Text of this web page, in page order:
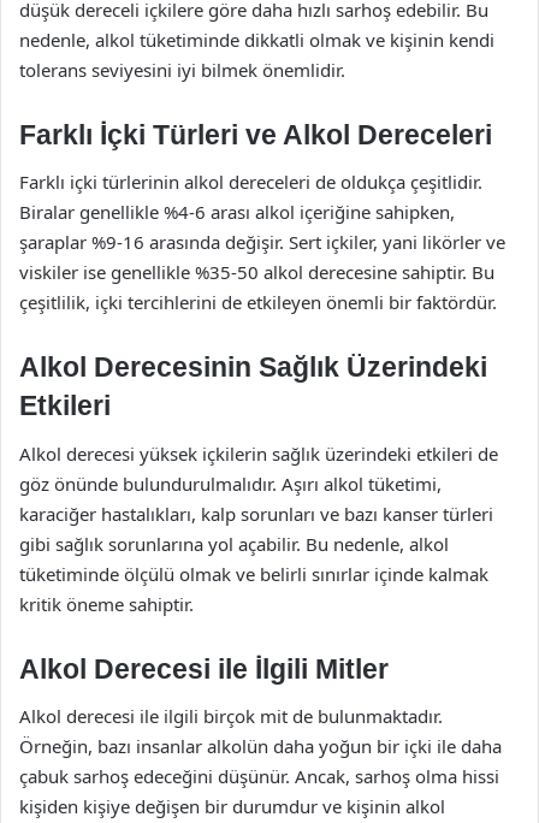
düşük dereceli içkilere göre daha hızlı sarhoş edebilir. Bu
nedenle, alkol tüketiminde dikkatli olmak ve kişinin kendi
tolerans seviyesini iyi bilmek önemlidir.
Farklı İçki Türleri ve Alkol Dereceleri
Farklı içki türlerinin alkol dereceleri de oldukça çeşitlidir.
Biralar genellikle %4-6 arası alkol içeriğine sahipken,
şaraplar %9-16 arasında değişir. Sert içkiler, yani likörler ve
viskiler ise genellikle %35-50 alkol derecesine sahiptir. Bu
çeşitlilik, içki tercihlerini de etkileyen önemli bir faktördür.
Alkol Derecesinin Sağlık Üzerindeki
Etkileri
Alkol derecesi yüksek içkilerin sağlık üzerindeki etkileri de
göz önünde bulundurulmalıdır. Aşırı alkol tüketimi,
karaciğer hastalıkları, kalp sorunları ve bazı kanser türleri
gibi sağlık sorunlarına yol açabilir. Bu nedenle, alkol
tüketiminde ölçülü olmak ve belirli sınırlar içinde kalmak
kritik öneme sahiptir.
Alkol Derecesi ile İlgili Mitler
Alkol derecesi ile ilgili birçok mit de bulunmaktadır.
Örneğin, bazı insanlar alkolün daha yoğun bir içki ile daha
çabuk sarhoş edeceğini düşünür. Ancak, sarhoş olma hissi
kişiden kişiye değişen bir durumdur ve kişinin alkol